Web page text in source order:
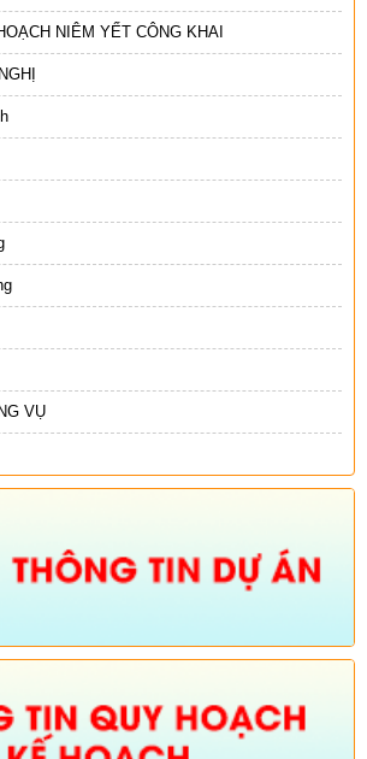
NIÊM YẾT CÔNG KHAI
VỤ